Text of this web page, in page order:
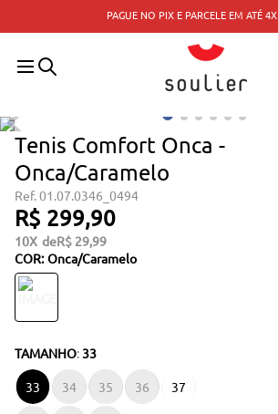
PAGUE NO PIX E PARCELE EM ATÉ 4X.
Tenis Comfort Onca -
Onca/Caramelo
01.07.0346_0494
R$ 299,90
10 R$ 29,99
COR: Onca/caramelo
TAMANHO: 33
33 34 35 36 37